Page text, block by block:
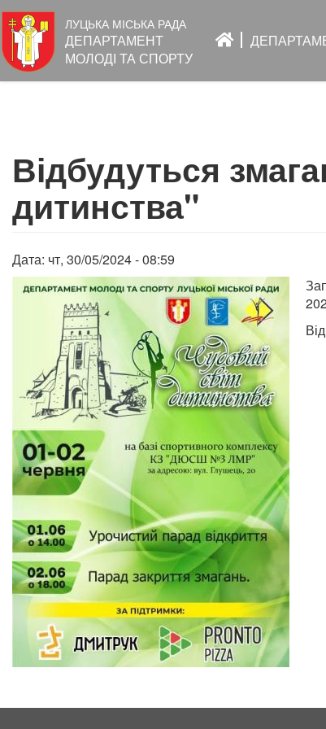
основного
вмісту
ЛУЦЬКА МІСЬКА РАДА
ДЕПАРТАМЕНТ
МОЛОДІ ТА СПОРТУ
Відбудуться
дитинства"
Дата: чт, 30/05/2024 - 08:59